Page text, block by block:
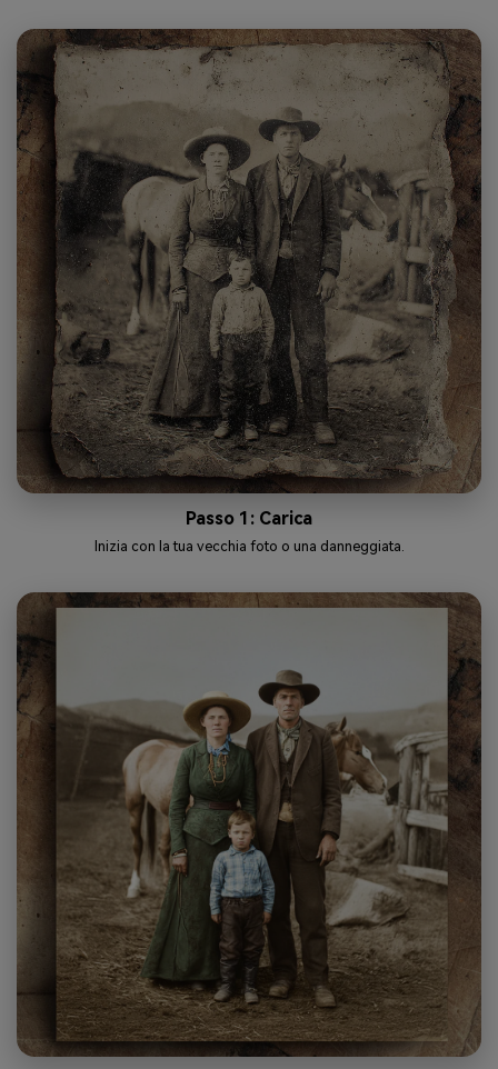
Passo 1: Carica
Inizia con la tua vecchia foto o una danneggiata.